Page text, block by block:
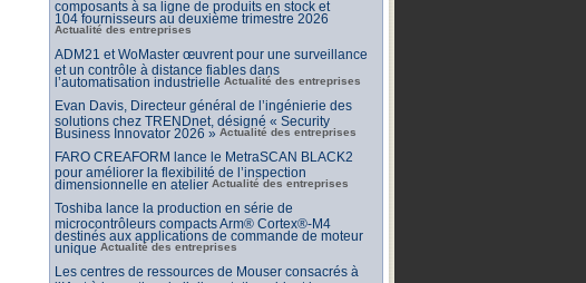
composants à sa ligne de produits en stock et
104 fournisseurs au deuxième trimestre 2026
Actualité des entreprises
ADM21 et WoMaster œuvrent pour une surveillance
et un contrôle à distance fiables dans
l’automatisation industrielle Actualité des entreprises
Evan Davis, Directeur général de l’ingénierie des
solutions chez TRENDnet, désigné « Security
Business Innovator 2026 » Actualité des entreprises
FARO CREAFORM lance le MetraSCAN BLACK2
pour améliorer la flexibilité de l’inspection
dimensionnelle en atelier Actualité des entreprises
Toshiba lance la production en série de
microcontrôleurs compacts Arm® Cortex®-M4
destinés aux applications de commande de moteur
unique Actualité des entreprises
Les centres de ressources de Mouser consacrés à